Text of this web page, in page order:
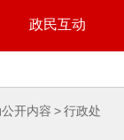
政民互动
开内容 > 行政处